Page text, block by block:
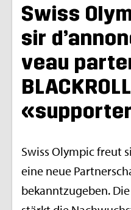
Swiss
sir
veau
Swiss Olym­pic freut
eine neue
bekannt­zu­ge­ben.